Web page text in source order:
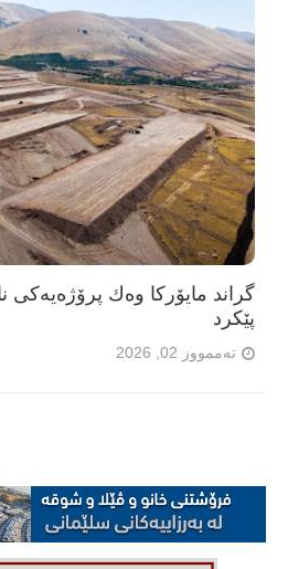
گراند مایۆرکا وەك پرۆژەیەکی
پێکرد
تەممووز 02, 2026